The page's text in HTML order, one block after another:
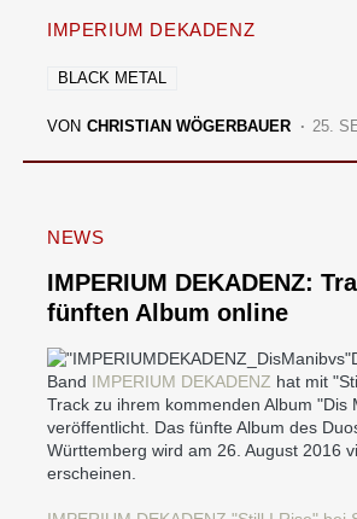
IMPERIUM DEKADENZ
BLACK METAL
VON CHRISTIAN WÖGERBAUER 25.
NEWS
IMPERIUM DEKADENZ:
fünften Album online
Band IMPERIUM DEKADENZ hat mit
Track zu ihrem kommenden Album "Dis
veröffentlicht. Das fünfte Album des
Württemberg wird am 26. August 2016
erscheinen.